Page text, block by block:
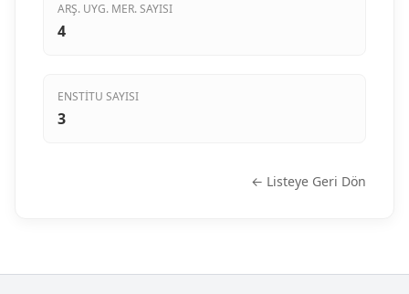
ARŞ. UYG. MER. SAYISI
4
ENSTITU SAYISI
3
← Listeye Geri Dön